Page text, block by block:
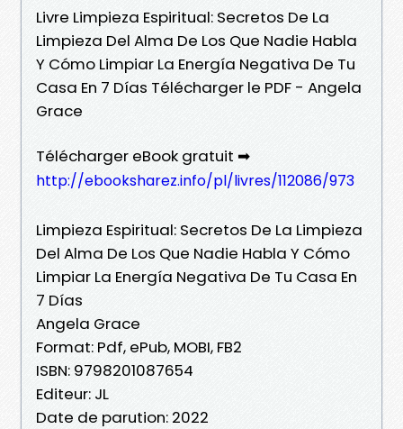
Livre Limpieza Espiritual: Secretos De La
Limpieza Del Alma De Los Que Nadie Habla
Y Cómo Limpiar La Energía Negativa De Tu
Casa En 7 Días Télécharger le PDF - Angela
Grace
Télécharger eBook gratuit ➡
http://ebooksharez.info/pl/livres/112086/973
Limpieza Espiritual: Secretos De La Limpieza
Del Alma De Los Que Nadie Habla Y Cómo
Limpiar La Energía Negativa De Tu Casa En
7 Días
Angela Grace
Format: Pdf, ePub, MOBI, FB2
ISBN: 9798201087654
Editeur: JL
Date de parution: 2022